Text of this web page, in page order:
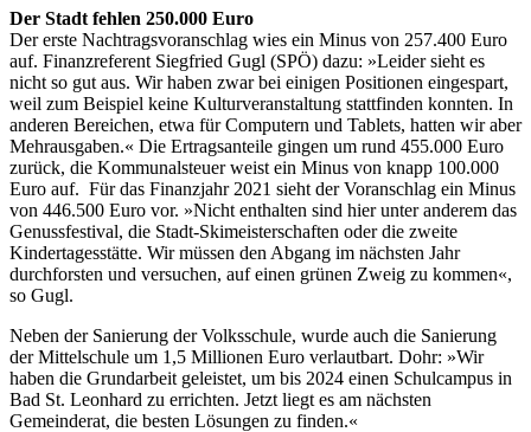
Der Stadt fehlen 250.000 Euro
Der erste Nachtragsvoranschlag wies ein Minus von 257.400 Euro
auf. Finanzreferent Siegfried Gugl (SPÖ) dazu: »Leider sieht es
nicht so gut aus. Wir haben zwar bei einigen Positionen eingespart,
weil zum Beispiel keine Kulturveranstaltung stattfinden konnten. In
anderen Bereichen, etwa für Computern und Tablets, hatten wir aber
Mehrausgaben.« Die Ertragsanteile gingen um rund 455.000 Euro
zurück, die Kommunalsteuer weist ein Minus von knapp 100.000
Euro auf. Für das Finanzjahr 2021 sieht der Voranschlag ein Minus
von 446.500 Euro vor. »Nicht enthalten sind hier unter anderem das
Genussfestival, die Stadt-Skimeisterschaften oder die zweite
Kindertagesstätte. Wir müssen den Abgang im nächsten Jahr
durchforsten und versuchen, auf einen grünen Zweig zu kommen«,
so Gugl.
Neben der Sanierung der Volksschule, wurde auch die Sanierung
der Mittelschule um 1,5 Millionen Euro verlautbart. Dohr: »Wir
haben die Grundarbeit geleistet, um bis 2024 einen Schulcampus in
Bad St. Leonhard zu errichten. Jetzt liegt es am nächsten
Gemeinderat, die besten Lösungen zu finden.«